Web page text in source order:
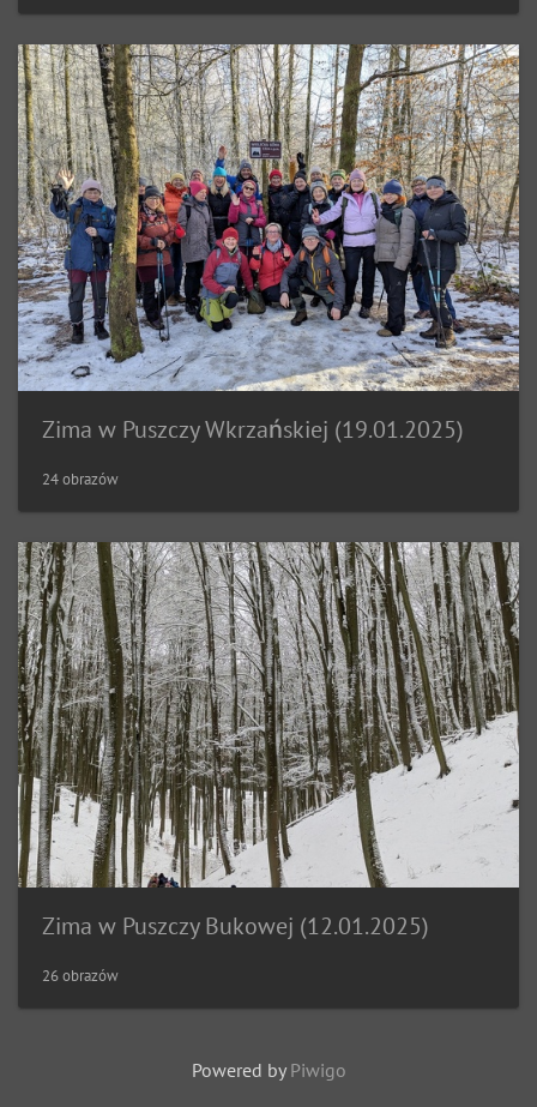
Zima w Puszczy Wkrzańskiej (19.01.2025)
24 obrazów
Zima w Puszczy Bukowej (12.01.2025)
26 obrazów
Powered by Piwigo